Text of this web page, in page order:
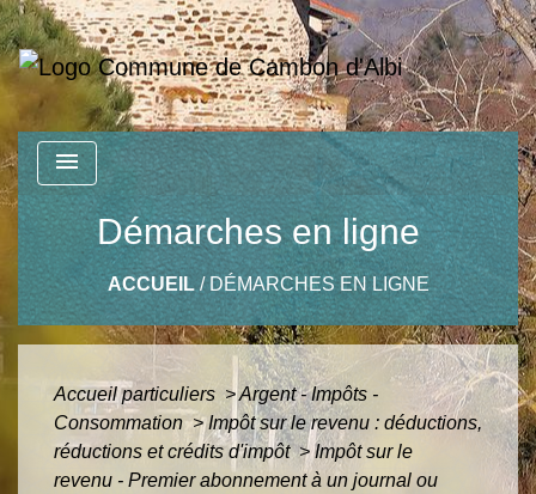
menu
Démarches en ligne
ACCUEIL/ DÉMARCHES EN LIGNE
Accueil particuliers >Argent - Impôts -
Consommation> Impôt sur le revenu : déductions,
réductions et crédits d'impôt> Impôt sur le
revenu - Premier abonnement à un journal ou